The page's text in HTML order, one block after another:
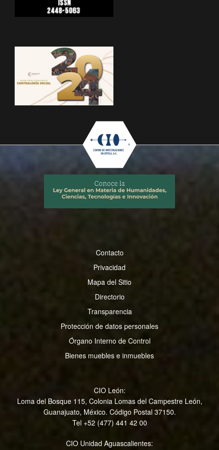
Contacto
Privacidad
Mapa del Sitio
Directorio
Transparencia
Protección de datos personales
Órgano Interno de Control
Bienes muebles e inmuebles
CIO León:
Loma del Bosque 115, Colonia Lomas del Campestre León,
Guanajuato, México. Código Postal 37150.
Tel +52 (477) 441 42 00
CIO Unidad Aguascalientes: